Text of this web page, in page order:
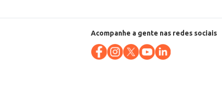
Acompanhe a gente nas redes sociais